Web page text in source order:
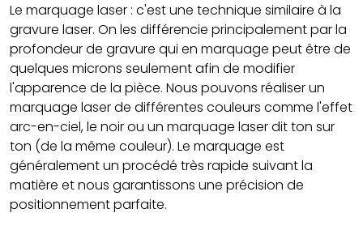
Le marquage laser : c'est une technique similaire à la
gravure laser. On les différencie principalement par la
profondeur de gravure qui en marquage peut être de
quelques microns seulement afin de modifier
l'apparence de la pièce. Nous pouvons réaliser un
marquage laser de différentes couleurs comme l'effet
arc-en-ciel, le noir ou un marquage laser dit ton sur
ton (de la même couleur). Le marquage est
généralement un procédé très rapide suivant la
matière et nous garantissons une précision de
positionnement parfaite.